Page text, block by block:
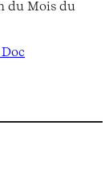
du Mois du